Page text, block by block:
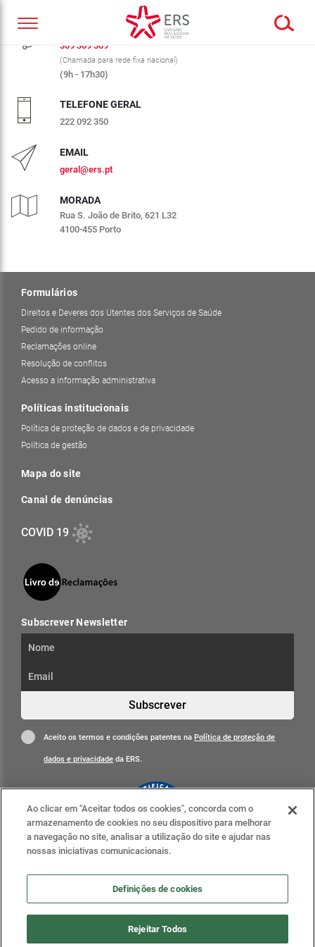
CALL CENTER ERS
309 309 309
(Chamada para rede fixa nacional)
(9h - 17h30)
TELEFONE GERAL
222 092 350
EMAIL
geral@ers.pt
MORADA
Rua S. João de Brito, 621 L32
4100-455 Porto
Formulários
Direitos e Deveres dos Utentes dos Serviços de Saúde
Pedido de informação
Reclamações online
Resolução de conflitos
Acesso a informação administrativa
Políticas institucionais
Política de proteção de dados e de privacidade
Política de gestão
Mapa do site
Canal de denúncias
COVID 19
Subscrever Newsletter
Subscrever
Aceito os termos e condições patentes naPolítica de proteção de
dados e privacidade da ERS.
Clique para mais informações
ERS nas redes sociais
Ao clicar em "Aceitar todos os cookies", concorda com o
armazenamento de cookies no seu dispositivo para melhorar
a navegação no site, analisar a utilização do site e ajudar nas
nossas iniciativas comunicacionais.
Definições de cookies
Rejeitar Todos